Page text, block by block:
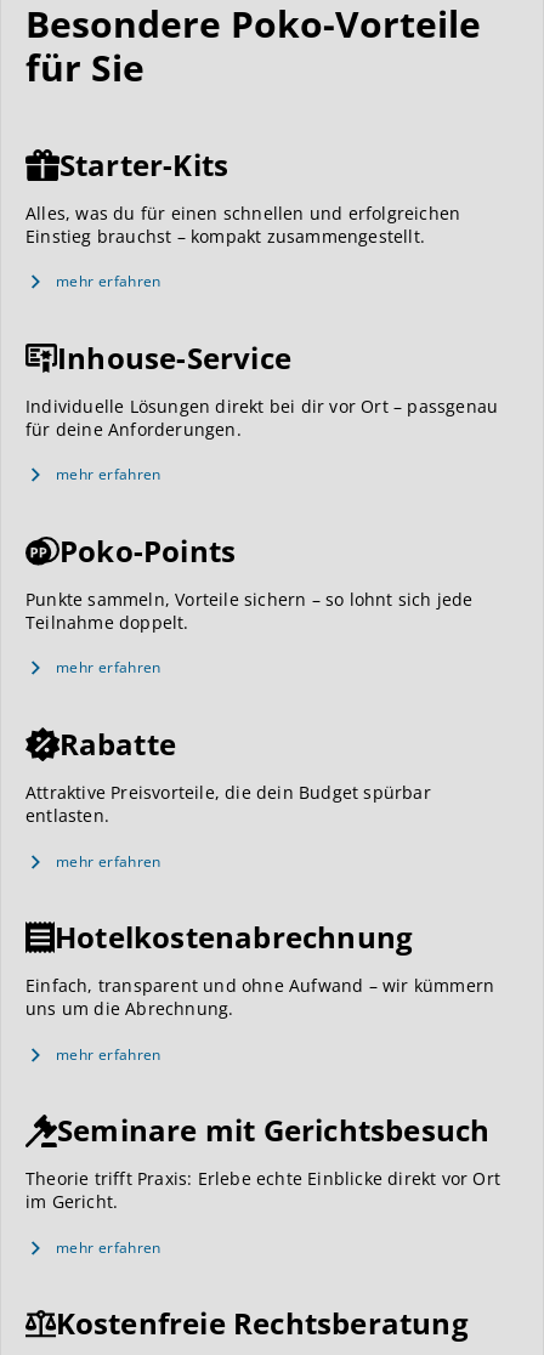
Besondere Poko-Vorteile
für Sie
Starter-Kits
Alles, was du für einen schnellen und erfolgreichen
Einstieg brauchst – kompakt zusammengestellt.
mehr erfahren
Inhouse-Service
Individuelle Lösungen direkt bei dir vor Ort – passgenau
für deine Anforderungen.
mehr erfahren
Poko-Points
Punkte sammeln, Vorteile sichern – so lohnt sich jede
Teilnahme doppelt.
mehr erfahren
Rabatte
Attraktive Preisvorteile, die dein Budget spürbar
entlasten.
mehr erfahren
Hotelkostenabrechnung
Einfach, transparent und ohne Aufwand – wir kümmern
uns um die Abrechnung.
mehr erfahren
Seminare mit Gerichtsbesuch
Theorie trifft Praxis: Erlebe echte Einblicke direkt vor Ort
im Gericht.
mehr erfahren
Kostenfreie Rechtsberatung